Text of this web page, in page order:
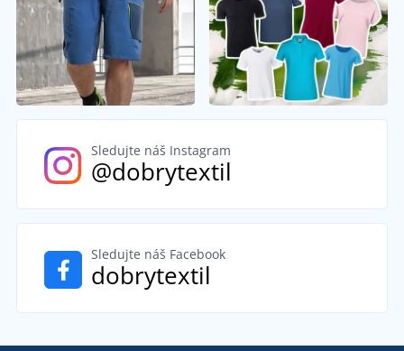
Sledujte náš Instagram
@dobrytextil
Sledujte náš Facebook
dobrytextil